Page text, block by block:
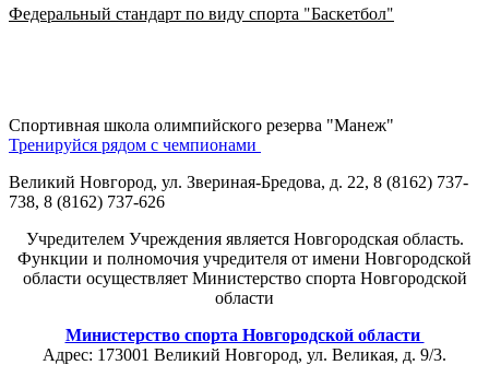
Федеральный стандарт по виду спорта "Баскетбол"
Спортивная школа олимпийского резерва "Манеж"
Тренируйся рядом с чемпионами
Великий Новгород, ул. Звериная-Бредова, д. 22, 8 (8162) 737-
738, 8 (8162) 737-626
Учредителем Учреждения является Новгородская область.
Функции и полномочия учредителя от имени Новгородской
области осуществляет Министерство спорта Новгородской
области
Министерство спорта Новгородской области
Адрес: 173001 Великий Новгород, ул. Великая, д. 9/3.